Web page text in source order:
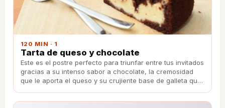
120 MIN · 1
Tarta de queso y chocolate
Este es el postre perfecto para triunfar entre tus invitados
gracias a su intenso sabor a chocolate, la cremosidad
que le aporta el queso y su crujiente base de galleta que